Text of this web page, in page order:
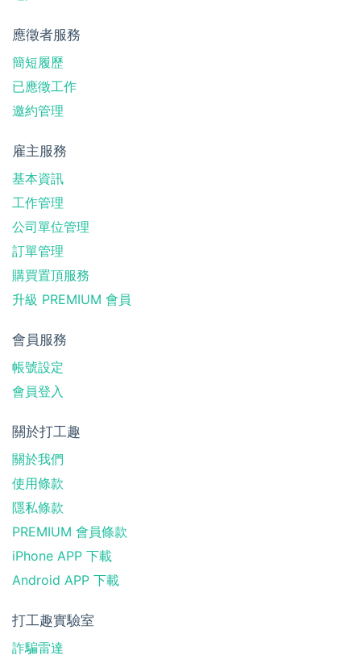
應徵者服務
簡短履歷
已應徵工作
邀約管理
雇主服務
基本資訊
工作管理
公司單位管理
訂單管理
購買置頂服務
升級 PREMIUM 會員
會員服務
帳號設定
會員登入
關於打工趣
關於我們
使用條款
隱私條款
PREMIUM 會員條款
iPhone APP 下載
Android APP 下載
打工趣實驗室
詐騙雷達